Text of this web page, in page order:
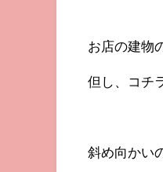
お店の建物
但し、コチ
斜め向かい